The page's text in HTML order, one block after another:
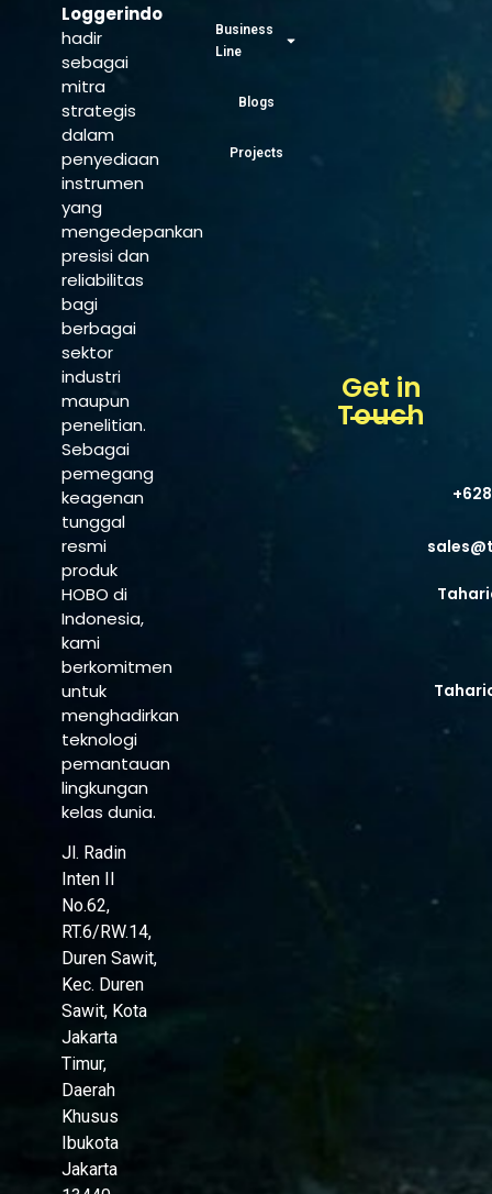
Loggerindo
hadir
sebagai
mitra
strategis
dalam
penyediaan
instrumen
yang
mengedepankan
presisi dan
reliabilitas
bagi
berbagai
sektor
industri
maupun
penelitian.
Sebagai
pemegang
keagenan
tunggal
resmi
produk
HOBO di
Indonesia,
kami
berkomitmen
untuk
menghadirkan
teknologi
pemantauan
lingkungan
kelas dunia.
Jl. Radin
Inten II
No.62,
RT.6/RW.14,
Duren Sawit,
Kec. Duren
Sawit, Kota
Jakarta
Timur,
Daerah
Khusus
Ibukota
Jakarta
Business
Line
Blogs
Projects
Get in
Touch